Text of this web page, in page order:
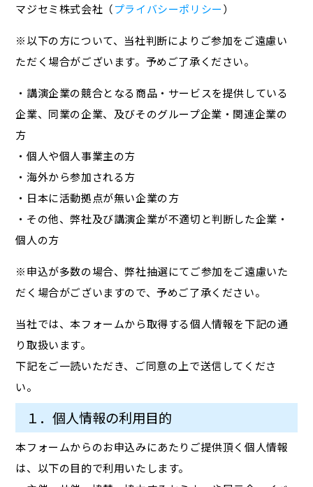
マジセミ株式会社（プライバシーポリシー）
※以下の方について、当社判断によりご参加をご遠慮い
ただく場合がございます。予めご了承ください。
・講演企業の競合となる商品・サービスを提供している
企業、同業の企業、及びそのグループ企業・関連企業の
方
・個人や個人事業主の方
・海外から参加される方
・日本に活動拠点が無い企業の方
・その他、弊社及び講演企業が不適切と判断した企業・
個人の方
※申込が多数の場合、弊社抽選にてご参加をご遠慮いた
だく場合がございますので、予めご了承ください。
当社では、本フォームから取得する個人情報を下記の通
り取扱います。
下記をご一読いただき、ご同意の上で送信してくださ
い。
１．個人情報の利用目的
本フォームからのお申込みにあたりご提供頂く個人情報
は、以下の目的で利用いたします。